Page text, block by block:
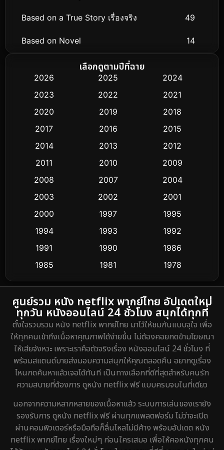
Based on a True Story เรื่องจริง 49
Based on Novel 14
Biography ชีวิตจริง
Classic หนังคลาสสิก
Comedy ตลก 379
Conspiracy
Crime อาชญากรรม 289
Culture
Dance เต้น
Detective สืบสวน 5
Detective สืบสวน 40
Disaster 4
Disney+ 20
Documentary สารคดี 72
Drama ดราม่า 648
เลือกดูตามปีที่ฉาย
2026 2025
2024
2023
2022
2021
2020
2019
2018
2017
2016
2015
2014
2013
2012
2011
2010
2009
2008
2007
2004
2003
2002
2001
2000
1997
1995
1994
1993
1992
1991
1990
1986
1985
1981
1978
1974
ศูนย์รวม หนัง netflix พากย์ไทย อัปเดตใหม่
ทุกวัน หนังออนไลน์ 24 ชั่วโมง สนุกได้ทุกที่
ตั้งใจรวบรวม หนัง netflix พากย์ไทย มาไว้ให้ชมกันแบบจุใจ เพื่อ
ให้ทุกคนเข้าถึงเนื้อหาคุณภาพได้ง่ายขึ้น ไม่ต้องคอยกดข้ามโฆษณา
ให้เสียจังหวะ เพราะเราคือตัวจริงเรื่อง หนังออนไลน์ 24 ชั่วโมง ที่
พร้อมสแตนด์บายส่งมอบความสนุกให้คุณตลอดคืน อยากดูเรื่อง
ไหนกดค้นหาแล้วเจอได้ทันที เป็นทางเลือกที่ดีที่สุดสำหรับคนรัก
ความสบายที่ต้องการ ดูหนัง netflix ฟรี แบบครบจบในที่เดียว
นอกจากความหลากหลายของเนื้อหาแล้ว ระบบการเล่นของเรายัง
รองรับการ ดูหนัง netflix ฟรี ผ่านทุกแพลตฟอร์ม ไม่ว่าจะเปิด
ผ่านคอมพิวเตอร์หรือมือถือก็ลื่นไหลไม่มีค้าง พร้อมอัปเดต หนัง
netflix พากย์ไทย เรื่องใหม่ๆ ก่อนใครเสมอ เพื่อให้คอหนังทุกคน